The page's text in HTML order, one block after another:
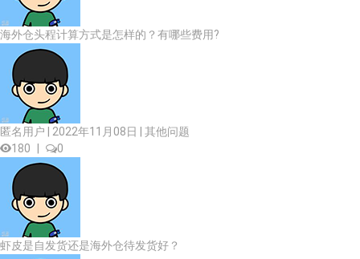
海外仓头程计算方式是怎样的？有哪些费用?
匿名用户 | 2022年11月08日 | 其他问题
180
0
虾皮是自发货还是海外仓待发货好？